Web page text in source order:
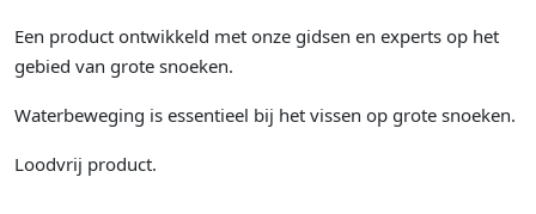
Een product ontwikkeld met onze gidsen en experts op het
gebied van grote snoeken.
Waterbeweging is essentieel bij het vissen op grote snoeken.
Loodvrij product.